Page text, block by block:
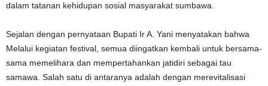
dalam tatanan kehidupan sosial masyarakat sumbawa.
Sejalan dengan pernyataan Bupati Ir A. Yani menyatakan bahwa
Melalui kegiatan festival, semua diingatkan kembali untuk bersama-
sama memelihara dan mempertahankan jatidiri sebagai tau
samawa. Salah satu di antaranya adalah dengan merevitalisasi